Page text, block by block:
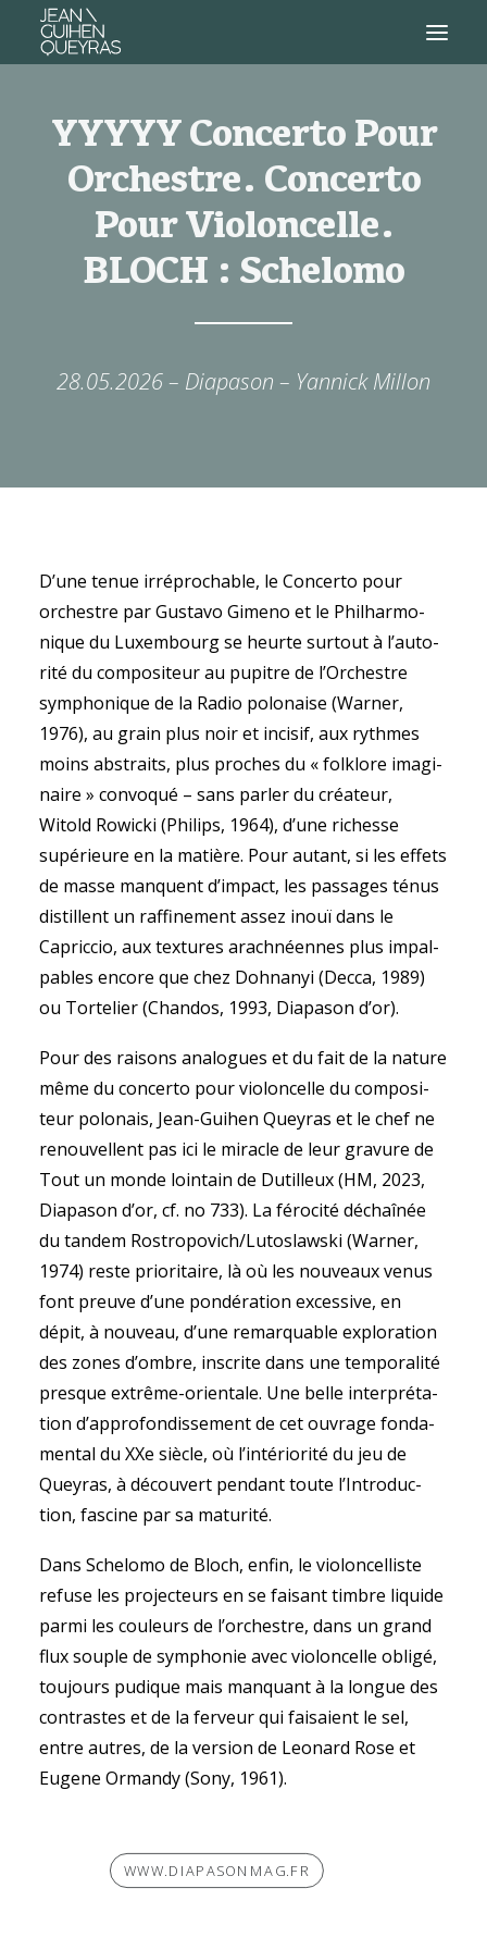
SEARCH
YYYYY Concerto Pour
Orchestre. Concerto
Pour Vio­lon­celle.
BLOCH : Sche­lomo
28.05.2026 – Diapason – Yannick Millon
D’une tenue irré­pro­chable, le Concerto pour
orchestre par Gus­tavo Gimeno et le Phil­har­mo­
nique du Luxem­bourg se heurte sur­tout à l’auto­
rité du com­po­si­teur au pupitre de l’Orchestre
sym­pho­nique de la Radio polo­naise (War­ner,
1976), au grain plus noir et inci­sif, aux rythmes
moins abs­traits, plus proches du « folk­lore ima­gi­
naire » convo­qué – sans par­ler du créa­teur,
Witold Rowi­cki (Phi­lips, 1964), d’une richesse
supé­rieure en la matière. Pour autant, si les effets
de masse manquent d’impact, les pas­sages ténus
dis­til­lent un raf­fi­ne­ment assez inouï dans le
Capric­cio, aux tex­tures arach­néennes plus impal­
pables encore que chez Doh­na­nyi (Decca, 1989)
ou Tor­te­lier (Chan­dos, 1993, Dia­pa­son d’or).
Pour des rai­sons ana­logues et du fait de la nature
même du concerto pour vio­lon­celle du com­po­si­
teur polo­nais, Jean-Gui­hen Quey­ras et le chef ne
renou­vellent pas ici le miracle de leur gra­vure de
Tout un monde loin­tain de Dutilleux (HM, 2023,
Dia­pa­son d’or, cf. no 733). La féro­cité déchaî­née
du tan­dem Ros­tro­po­vich/Lutos­lawski (War­ner,
1974) reste prio­ri­taire, là où les nou­veaux venus
font preuve d’une pon­dé­ra­tion exces­sive, en
dépit, à nou­veau, d’une remar­quable explo­ra­tion
des zones d’ombre, ins­crite dans une tem­po­ra­lité
presque extrême-orien­tale. Une belle inter­pré­ta­
tion d’appro­fon­dis­se­ment de cet ouvrage fon­da­
men­tal du XXe siècle, où l’inté­rio­rité du jeu de
Quey­ras, à décou­vert pen­dant toute l’Intro­duc­
tion, fas­cine par sa matu­rité.
Dans Sche­lomo de Bloch, enfin, le vio­lon­cel­liste
refuse les pro­jec­teurs en se fai­sant timbre liquide
parmi les cou­leurs de l’orchestre, dans un grand
flux souple de sym­pho­nie avec vio­lon­celle obligé,
tou­jours pudique mais man­quant à la longue des
contrastes et de la fer­veur qui fai­saient le sel,
entre autres, de la ver­sion de Leo­nard Rose et
Eugene Ormandy (Sony, 1961).
WWW.DIAPASONMAG.FR